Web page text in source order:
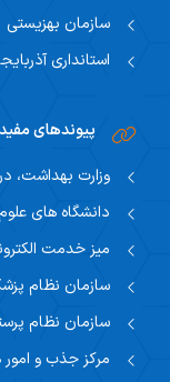
سازمان بهزیستی
استانداری
پیوندهای مفید
وزارت بهداشت،
دانشگاه های
میز خدمت
سازمان نظام
سازمان نظام
مرکز جذب و